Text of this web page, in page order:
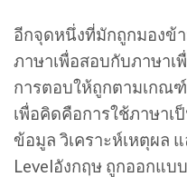
อีกจุดหนึ่งที่มักถูกมองข้
ภาษาเพื่อสอบกับภาษาเ
การตอบให้ถูกตามเกณ
เพื่อคิดคือการใช้ภาษาเ
ข้อมูล วิเคราะห์เหตุผล
Levelอังกฤษ ถูกออกแบ